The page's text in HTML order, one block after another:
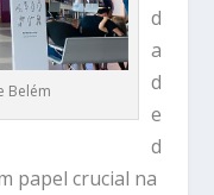
Belém
d
a
d
e
d
papel crucial na